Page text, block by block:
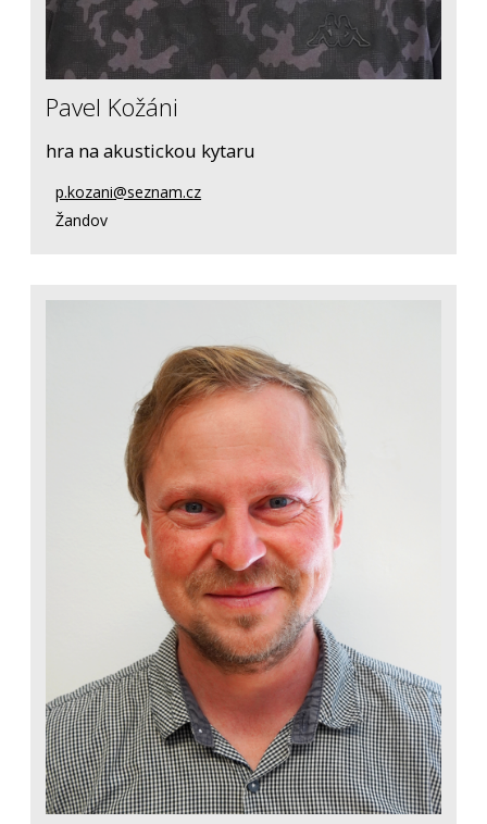
Pavel Kožáni
hra na akustickou kytaru
p.kozani@seznam.cz
Žandov